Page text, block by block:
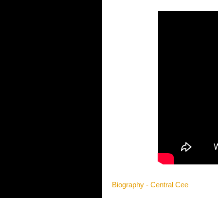
Biography - Central Cee